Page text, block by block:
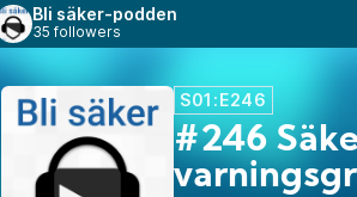
Bli säker-podden
35 followers
S01:E246
#246